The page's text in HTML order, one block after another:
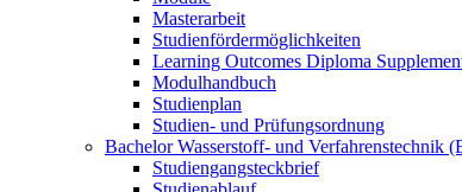
Masterarbeit
Studienfördermöglichkeiten
Learning Outcomes Diploma
Modulhandbuch
Studienplan
Studien- und Prüfungsordnung
Bachelor Wasserstoff- und Verfahrenstechnik
Studiengangsteckbrief